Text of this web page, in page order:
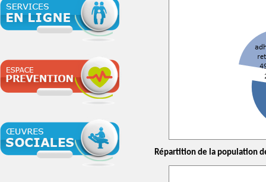
Répartition de la population